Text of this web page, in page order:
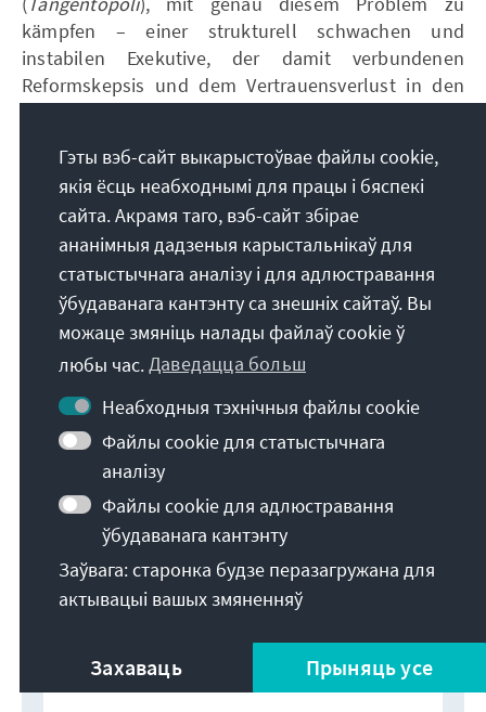
kämpfen – einer strukturell schwachen und
instabilen Exekutive, der damit verbundenen
Reformskepsis und dem Vertrauensverlust in den
Гэты вэб-сайт выкарыстоўвае файлы cookie,
якія ёсць неабходнымі для працы і бяспекі
сайта. Акрамя таго, вэб-сайт збірае
ананімныя дадзеныя карыстальнікаў для
статыстычнага аналізу і для адлюстравання
ўбудаванага кантэнту са знешніх сайтаў. Вы
можаце змяніць налады файлаў cookie ў
любы час.Даведацца больш
Неабходныя тэхнічныя файлы cookie
Файлы cookie для статыстычнага
аналізу
Файлы cookie для адлюстравання
ўбудаванага кантэнту
Заўвага: старонка будзе перазагружана для
актывацыі вашых змяненняў
Захаваць Прыняць усе